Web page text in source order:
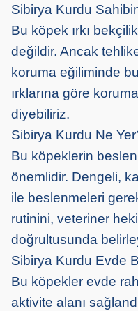
Sibirya Kurdu
Bu köpek ırkı
değildir. Ancak
koruma eğiliminde
ırklarına göre
diyebiliriz.
Sibirya Kurdu Ne
Bu köpeklerin
önemlidir. Dengeli,
ile beslenmeleri
rutinini, veteriner
doğrultusunda
Sibirya Kurdu Evde
Bu köpekler evde
aktivite alanı